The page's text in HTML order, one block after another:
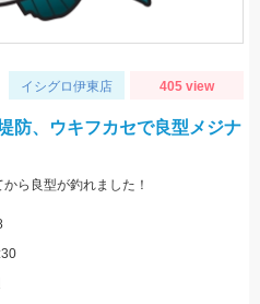
イシグロ伊東店 405 view
防、ウキフカセで良型メジナ
ら良型が釣れました！